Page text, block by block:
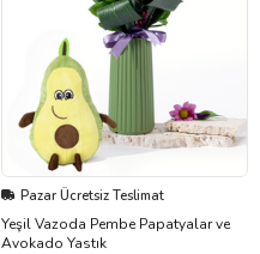
Pazar Ücretsiz Teslimat
Yeşil Vazoda Pembe Papatyalar ve
Avokado Yastık